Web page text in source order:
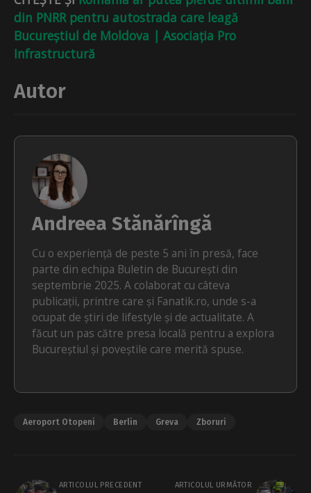
din PNRR pentru autostrada care leagă
Bucureștiul de Moldova | Asociația Pro
Infrastructură
Autor
Andreea Stănărîngă
Cu o experiență de peste 5 ani în presă, face
parte din echipa Buletin de București din
septembrie 2025. A colaborat cu câteva
publicații, printre care și Fanatik.ro, unde s-a
ocupat de știri de lifestyle și de actualitate. A
făcut un pas către presa locală pentru a explora
Bucureștiul și poveștile care merită spuse.
Aeroport Otopeni Berlin Greva Zboruri
ARTICOLUL PRECEDENT ARTICOLUL URMĂTOR